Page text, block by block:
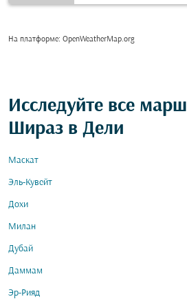
На платформе: OpenWeatherMap.org
Исследуйте все
Шираз в Дели
Маскат
Эль-Кувейт
Дохи
Милан
Дубай
Даммам
Эр-Рияд